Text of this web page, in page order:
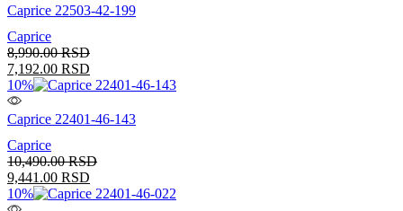
Caprice 22503-42-199
Caprice
8,990.00RSD
7,192.00 RSD
10%
Caprice 22401-46-143
Caprice
10,490.00RSD
9,441.00 RSD
10%